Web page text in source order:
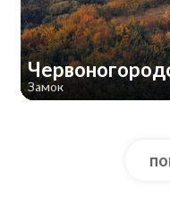
Замок